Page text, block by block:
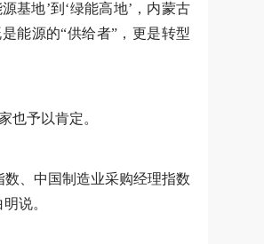
基地’到‘绿能高地’，内蒙古
能源的“供给者”，更是转型
也予以肯定。
、中国制造业采购经理指数
说。